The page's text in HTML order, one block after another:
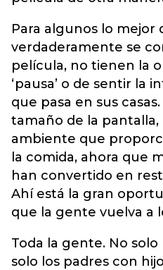
Para algunos lo mejor
verdaderamente se
película, no tienen la
‘pausa’ o de sentir la
que pasa en sus
tamaño de la pantalla,
ambiente que
la comida, ahora que
han convertido en
Ahí está la gran
que la gente vuelva a
Toda la gente. No solo
solo los padres con